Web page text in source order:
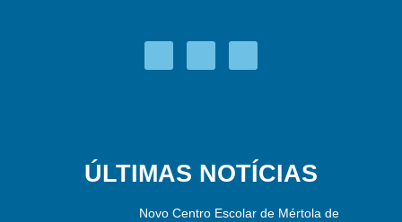
ÚLTIMAS NOTÍCIAS
Novo Centro Escolar de Mértola de